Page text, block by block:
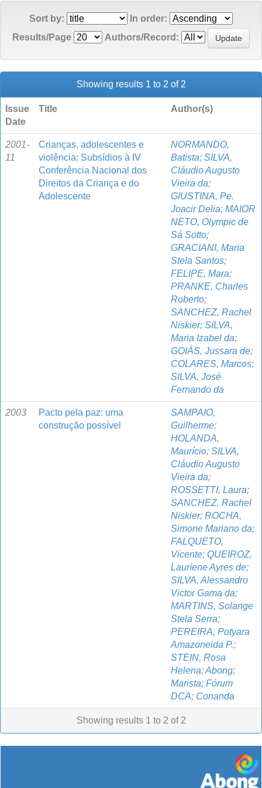
Sort by:
In order:
Results/Page
Authors/Record:
Showing results 1 to 2 of 2
Issue
Date
Title Author(s)
2001-
11
Crianças, adolescentes e
violência: Subsídios à IV
Conferência Nacional dos
Direitos da Criança e do
Adolescente
NORMANDO,
Batista; SILVA,
Cláudio Augusto
Vieira da;
GIUSTINA, Pe.
Joacir Delia; MAIOR
NETO, Olympic de
Sá Sotto;
GRACIANI, Maria
Stela Santos;
FELIPE, Mara;
PRANKE, Charles
Roberto;
SANCHEZ, Rachel
Niskier; SILVA,
Maria Izabel da;
GOIÁS, Jussara de;
COLARES, Marcos;
SILVA, José
Fernando da
2003
Pacto pela paz: uma
construção possível
SAMPAIO,
Guilherme;
HOLANDA,
Maurício; SILVA,
Cláudio Augusto
Vieira da;
ROSSETTI, Laura;
SANCHEZ, Rachel
Niskier; ROCHA,
Simone Mariano da;
FALQUETO,
Vicente; QUEIROZ,
Lauríene Ayres de;
SILVA, Alessandro
Victor Gama da;
MARTINS, Solange
Stela Serra;
PEREIRA, Potyara
Amazoneida P.;
STEIN, Rosa
Helena;Abong;
Marista; Fórum
DCA; Conanda
Showing results 1 to 2 of 2